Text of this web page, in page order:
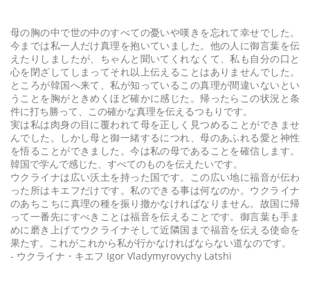
母の胸の中で世の中のすべての憂いや嘆きを忘れて幸せでした。
今までは私一人だけ真理を抱いていました。他の人に御言葉を伝
えたりしましたが、ちゃんと聞いてくれなくて、私も自分の口と
心を閉ざしてしまってそれ以上伝えることはありませんでした。
ところが韓国へ来て、私が知っているこの真理が間違いないとい
うことを胸がときめくほど確かに感じた。帰ったらこの状況と条
件に打ち勝って、この確かな真理を伝えるつもりです。
実は私は肉身の目に覆われて母を正しく見つめることができませ
んでした。しかし母と御一緒するにつれ、母のあふれる愛と神性
を悟ることができました。今は私の母であることを確信します。
韓国で学んで感じた、すべてのものを伝えたいです。
ウクライナは広い沃土を持った国です。この広い地に福音が伝わ
った所はキエフだけです。私のできる事は何なのか。ウクライナ
のあちこちに真理の種を振り撤かなければなりません。故国に帰
って一番先にすべきことは福音を伝えることです。御言葉も手ま
めに磨き上げてウクライナそして近隣国まで福音を伝える使命を
果たす。これがこれから私が行かなければならない道なのです。
- ウクライナ・キエフ Igor Vladymyrovychy Latshi